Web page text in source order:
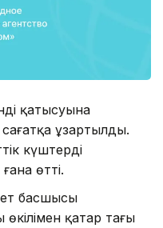
қатысуына
ұзартылды.
күштердің
өтті.
басшысы
қатар тағы